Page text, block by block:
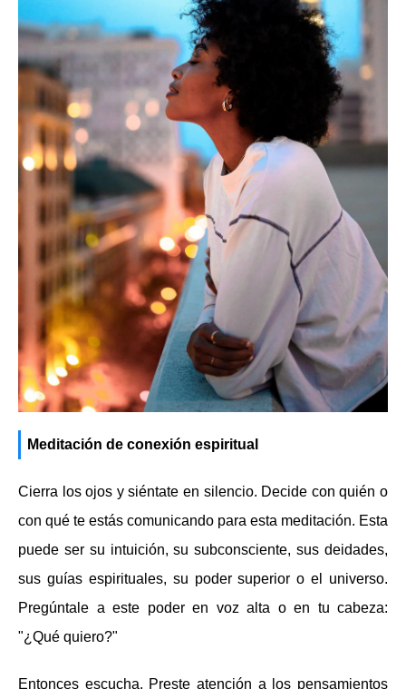
Meditación de conexión espiritual
Cierra los ojos y siéntate en silencio. Decide con quién o
con qué te estás comunicando para esta meditación. Esta
puede ser su intuición, su subconsciente, sus deidades,
sus guías espirituales, su poder superior o el universo.
Pregúntale a este poder en voz alta o en tu cabeza:
"¿Qué quiero?"
Entonces escucha. Preste atención a los pensamientos